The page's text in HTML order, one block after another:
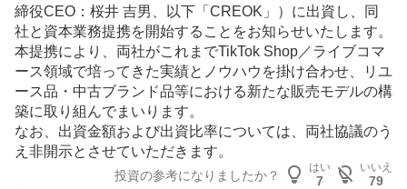
締役CEO：桜井 吉男、以下「CREOK」）に出資し、同
社と資本業務提携を開始することをお知らせいたします。
本提携により、両社がこれまでTikTok Shop／ライブコマ
ース領域で培ってきた実績とノウハウを掛け合わせ、リユ
ース品・中古ブランド品等における新たな販売モデルの構
築に取り組んでまいります。
なお、出資金額および出資比率については、両社協議のう
え非開示とさせていただきます。
投資の参考になりましたか？
はい
7
いいえ
79